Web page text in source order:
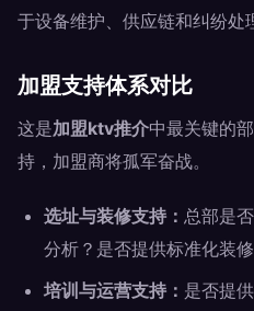
于设备维护、供应链和纠纷处
加盟支持体系对比
这是加盟ktv推介中最关键的
持，加盟商将孤军奋战。
选址与装修支持： 总部是
分析？是否提供标准化装
培训与运营支持： 是否提